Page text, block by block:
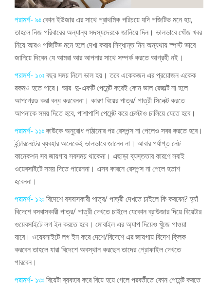
পরামর্শ- ৯ঃকোন ইউজার এর সাথে প্রাথমিক পরিচয়ে যদি পজিটিভ মনে হয়,
তাহলে নিজ পরিবারের অন্যান্য সদস্যদেরকে জানিয়ে দিন। ভালভাবে খোঁজ খবর
নিয়ে আরও পজিটিভ মনে হলে দেখা করার সিদ্ধান্ত নিন অন্যথায় স্পস্ট ভাবে
জানিয়ে দিবেন যে আমরা আর আপনার সাথে সম্পর্ক করতে আগ্রহী নই।
পরামর্শ- ১০ঃবছর সময় নিলে ভাল হয়। তবে একেকজন এর প্রয়োজন একেক
রকমও হতে পারে। আর দু-একটি পেমেন্ট করেই কোন ভাল রেজাল্ট না হলে
আপগ্রেড করা বন্ধ করবেননা। কারণ বিয়ের পাত্র/ পাত্রী সিলেক্ট করতে
আপনাকে সময় দিতে হবে, পাশাপাশি পেমেন্ট করে চেস্টাও চালিয়ে যেতে হবে।
পরামর্শ- ১১ঃকাউকে অনুরোধ পাঠানোর পর রেসপন্স না পেলেও সবর করতে হবে।
ইন্টারনেটের ব্যবহার অনেকেই ভালভাবে জানেন না। আবার পর্যাপ্ত নেট
কানেকশন সব জায়গায় সবসময় থাকেনা। এছাড়া ব্যস্ততার কারণে সবাই
ওয়েবসাইটে সময় দিতে পারেননা। এসব কারনে রেসপন্স না পেলে হতাশ
হবেননা।
পরামর্শ- ১২ঃবিদেশে বসবাসকারী পাত্র/ পাত্রী দেখতে চাইলে কি করবেন? হ্যাঁ
বিদেশে বসবাসকারী পাত্র/ পাত্রী দেখতে চাইলে যেকোন ব্রাউজার দিয়ে বিয়েটার
ওয়েবসাইটে লগ ইন করতে হবে। মোবাইল এর অ্যাপ দিয়েও খুঁজে পাওয়া
যাবে। ওয়েবসাইটে লগ ইন করে দেশে/বিদেশে এর জায়গায় বিদেশ ক্লিক
করবেন তাহলে যারা বিদেশে অবস্থান করছেন তাদের প্রোফাইল দেখতে
পারবেন।
পরামর্শ- ১৩ঃবিয়েটা ব্যবহার করে বিয়ে হয়ে গেলে পরবর্তীতে কোন পেমেন্ট করতে